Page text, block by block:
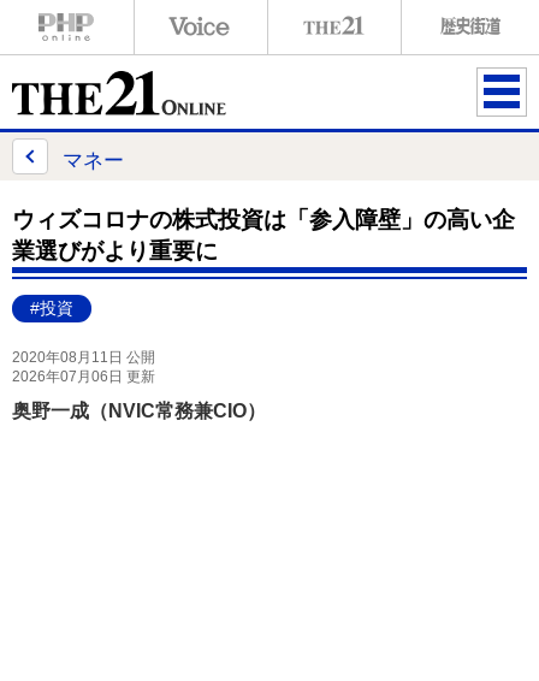
ME
マネー
ウィズコロナの株式投資は「参入障壁」の高い企
業選びがより重要に
#投資
2020年08月11日 公開
2026年07月06日 更新
奥野一成（NVIC常務兼CIO）